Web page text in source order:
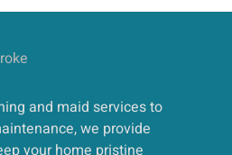
and maid services to
we provide